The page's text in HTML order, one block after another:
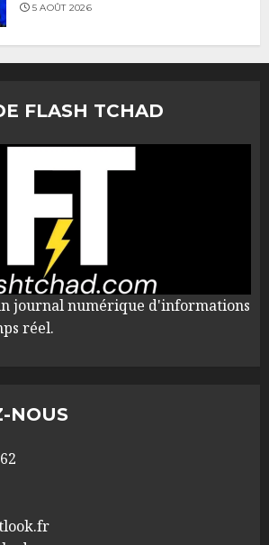
5 AOÛT 2026
FLASH TCHAD
journal numérique d'informations
réel.
NOUS